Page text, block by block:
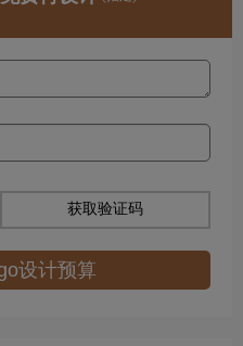
获取验证码
设计预算